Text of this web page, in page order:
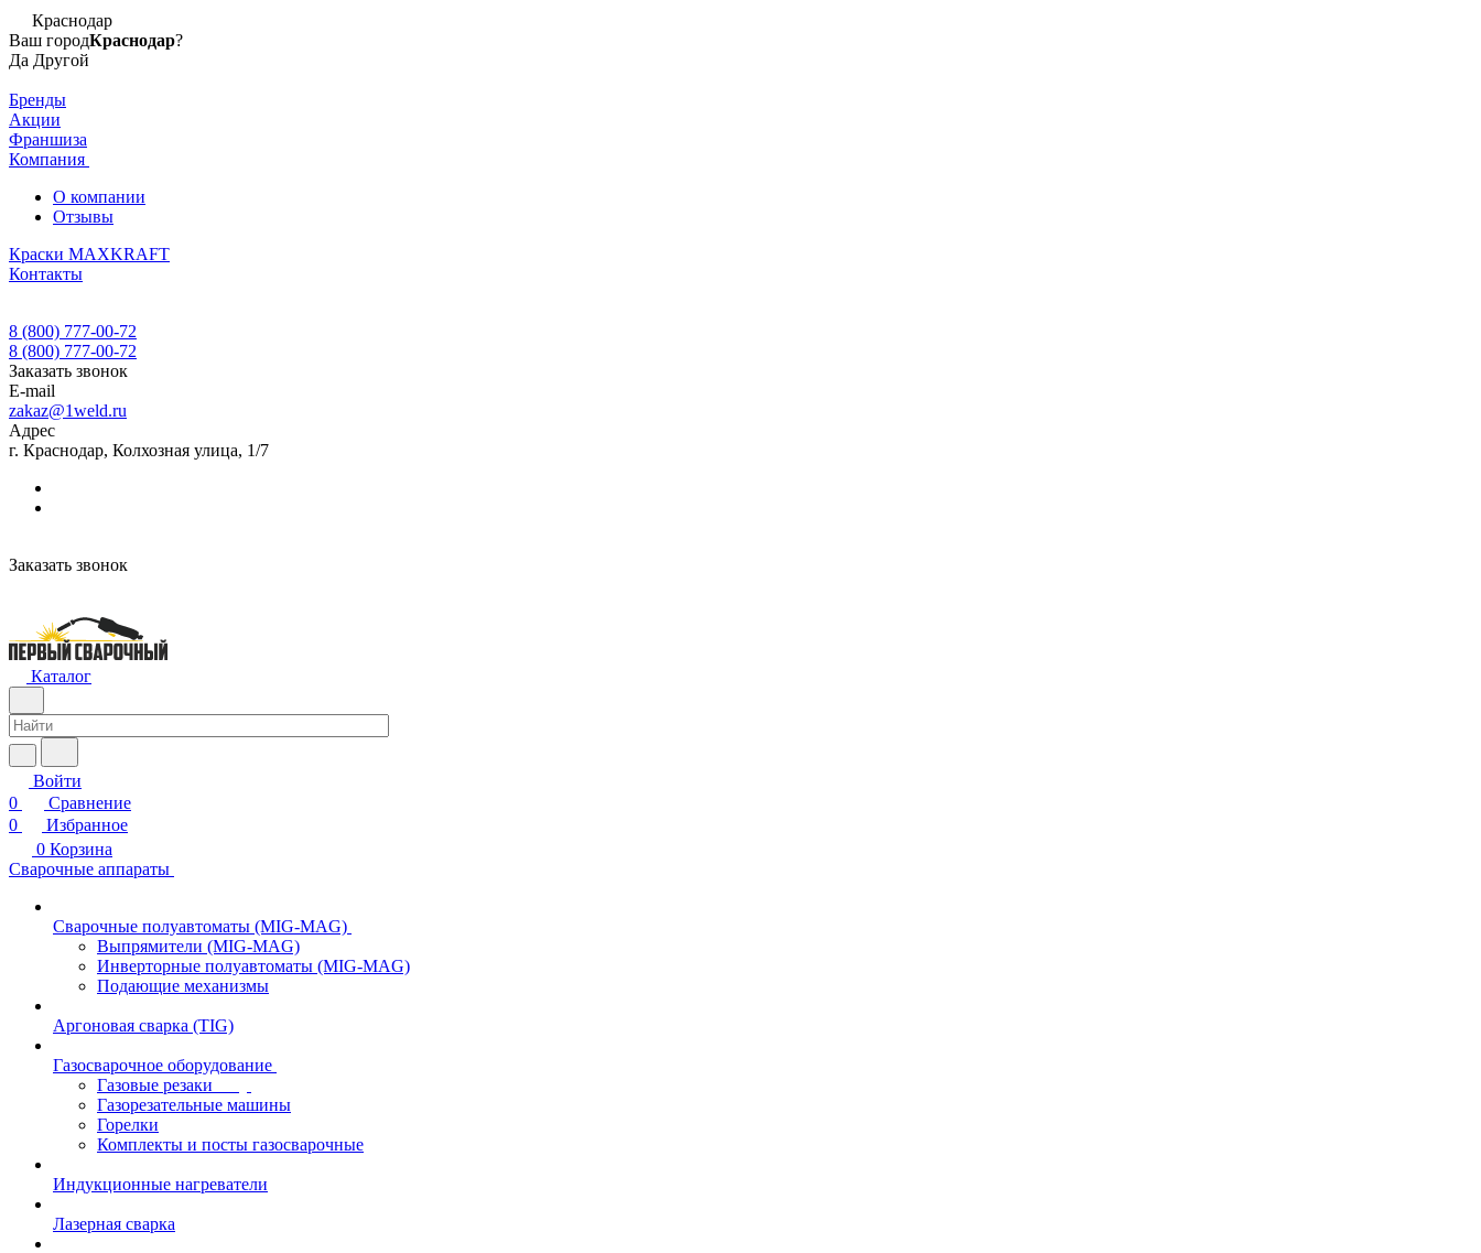
Краснодар
Ваш городКраснодар?
Да Другой
Бренды
Акции
Франшиза
Компания
О компании
Отзывы
Краски MAXKRAFT
Контакты
8 (800) 777-00-72
8 (800) 777-00-72
Заказать звонок
E-mail
zakaz@1weld.ru
Адрес
г. Краснодар, Колхозная улица, 1/7
Заказать звонок
Каталог
Войти
0
Сравнение
0
Избранное
0 Корзина
Сварочные аппараты
Сварочные полуавтоматы (MIG-MAG)
Выпрямители (MIG-MAG)
Инверторные полуавтоматы (MIG-MAG)
Подающие механизмы
Аргоновая сварка (TIG)
Газосварочное оборудование
Газовые резаки
Газорезательные машины
Горелки
Комплекты и посты газосварочные
Индукционные нагреватели
Лазерная сварка